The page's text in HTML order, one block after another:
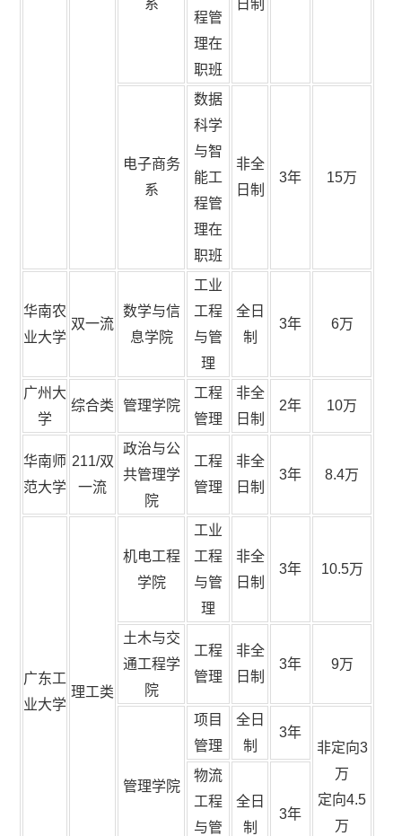
系
程管
理在
职班
日制
电子商务
系
数据
科学
与智
能工
程管
理在
职班
非全
日制
3年 15万
华南农
业大学
双一流
数学与信
息学院
工业
工程
与管
理
全日
制
3年 6万
广州大
学
综合类 管理学院
工程
管理
非全
日制
2年 10万
华南师
范大学
211/双
一流
政治与公
共管理学
院
工程
管理
非全
日制
3年 8.4万
广东工
业大学
理工类
机电工程
学院
工业
工程
与管
理
非全
日制
3年 10.5万
土木与交
通工程学
院
工程
管理
非全
日制
3年 9万
管理学院
项目
管理
全日
制
3年
非定向3
万
定向4.5
万
物流
工程
与管
全日
制
3年